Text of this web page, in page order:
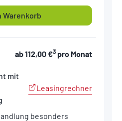
Warenkorb
ab112,00 €3 pro Monat
mit
Leasingrechner
besonders